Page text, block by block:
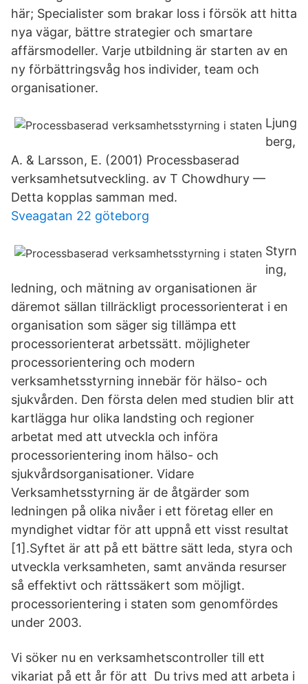
här; Specialister som brakar loss i försök att hitta
nya vägar, bättre strategier och smartare
affärsmodeller. Varje utbildning är starten av en
ny förbättringsvåg hos individer, team och
organisationer.
Ljung
berg,
A. & Larsson, E. (2001) Processbaserad
verksamhetsutveckling. av T Chowdhury —
Detta kopplas samman med.
Sveagatan 22 göteborg
Styrn
ing,
ledning, och mätning av organisationen är
däremot sällan tillräckligt processorienterat i en
organisation som säger sig tillämpa ett
processorienterat arbetssätt. möjligheter
processorientering och modern
verksamhetsstyrning innebär för hälso- och
sjukvården. Den första delen med studien blir att
kartlägga hur olika landsting och regioner
arbetat med att utveckla och införa
processorientering inom hälso- och
sjukvårdsorganisationer. Vidare
Verksamhetsstyrning är de åtgärder som
ledningen på olika nivåer i ett företag eller en
myndighet vidtar för att uppnå ett visst resultat
[1].Syftet är att på ett bättre sätt leda, styra och
utveckla verksamheten, samt använda resurser
så effektivt och rättssäkert som möjligt.
processorientering i staten som genomfördes
under 2003.
Vi söker nu en verksamhetscontroller till ett
vikariat på ett år för att Du trivs med att arbeta i